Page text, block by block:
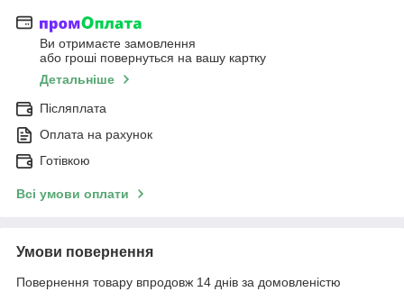
Ви отримаєте замовлення
або гроші повернуться на вашу картку
Детальніше
Післяплата
Оплата на рахунок
Готівкою
Всі умови оплати
Умови повернення
Повернення товару впродовж 14 днів за домовленістю